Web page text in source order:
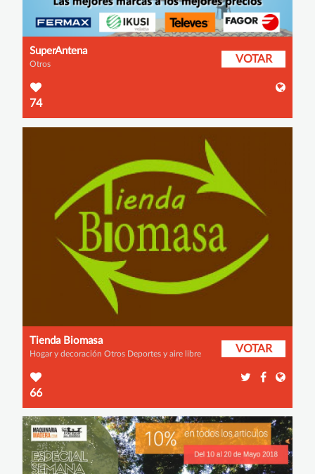
SuperAntena
Otros VOTAR
74
Tienda Biomasa
Hogar y decoración Otros Deportes y aire libre VOTAR
66